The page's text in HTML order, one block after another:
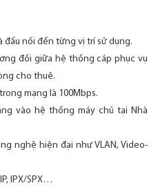
đấu nối đến từng vị trí sử dụng.
đối giữa hệ thống cáp phục vụ
cho thuê.
mạng là 100Mbps.
vào hệ thống máy chủ tại Nhà
nghệ hiện đại như VLAN, Video-
IPX/SPX…